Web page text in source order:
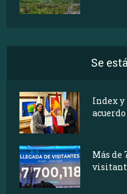
Se
Index y
Más de